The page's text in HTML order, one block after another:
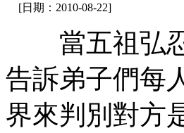
[日期：2010-08-22]
當五祖弘忍
告訴弟子們每
界來判別對方